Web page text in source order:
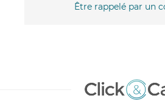
Être rappelé par un